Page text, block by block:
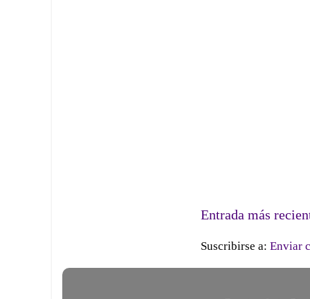
Entrada más
Suscribirse a: Enviar